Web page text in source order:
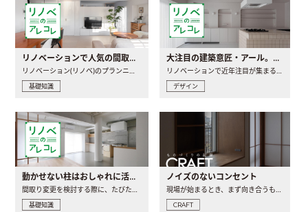
リノベーションで人気の間取りとは？トレンドの間取りと実例を徹底解説
リノベーション(リノベ)のプランニングで一番最初に決めるのは..
基礎知識
大注目の建築意匠・アール。人気の理由と空間に取り入れるポイント
リノベーションで近年注目が集まる建築意匠の一つであるアール..
デザイン
動かせない柱はおしゃれに活用！柱を魅せるリノベーション(リノベ)4選
間取り変更を検討する際に、たびたび皆さんの頭を悩ませる動か..
基礎知識
ノイズのないコンセント
現場が始まるとき、まず向き合うものの一つがコンセントです..
CRAFT